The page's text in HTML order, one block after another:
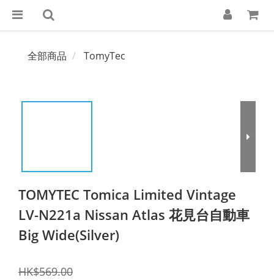
全部商品 TomyTec
TOMYTEC Tomica Limited Vintage
LV-N221a Nissan Atlas 花見台自動車
Big Wide(Silver)
HK$569.00